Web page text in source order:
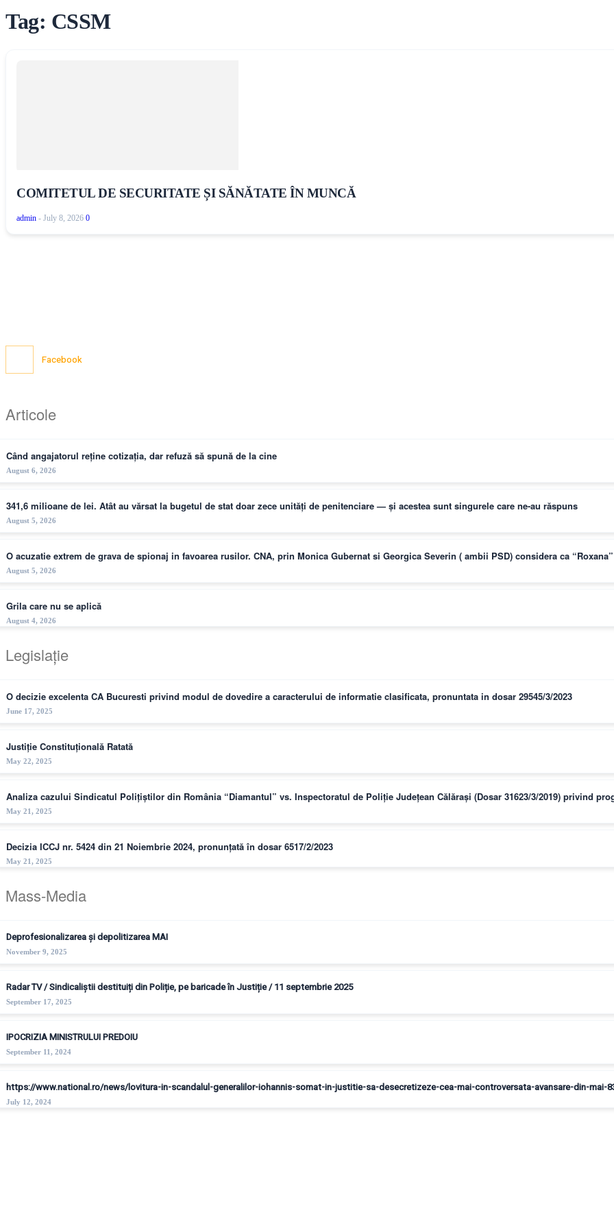
Tag: CSSM
COMITETUL DE SECURITATE ȘI SĂNĂTATE ÎN MUNCĂ
admin - July 8, 2026 0
Facebook
Articole
Când angajatorul reține cotizația, dar refuză să spună de la cine
August 6, 2026
341,6 milioane de lei. Atât au vărsat la bugetul de stat doar zece unități de penitenciare — și acestea sunt singurele care ne-au răspuns
August 5, 2026
O acuzatie extrem de grava de spionaj in favoarea rusilor. CNA, prin Monica Gubernat si Georgica Severin ( ambii PSD) considera ca
August 5, 2026
Grila care nu se aplică
August 4, 2026
Legislație
O decizie excelenta CA Bucuresti privind modul de dovedire a caracterului de informatie clasificata, pronuntata in dosar 29545/3/2023
June 17, 2025
Justiție Constituțională Ratată
May 22, 2025
Analiza cazului Sindicatul Polițiștilor din România “Diamantul” vs. Inspectoratul de Poliție Județean Călărași (Dosar 31623/3/2019) privind
May 21, 2025
Decizia ICCJ nr. 5424 din 21 Noiembrie 2024, pronunțată în dosar 6517/2/2023
May 21, 2025
Mass-Media
Deprofesionalizarea și depolitizarea MAI
November 9, 2025
Radar TV / Sindicaliștii destituiți din Poliție, pe baricade în Justiție / 11 septembrie 2025
September 17, 2025
IPOCRIZIA MINISTRULUI PREDOIU
September 11, 2024
https://www.national.ro/news/lovitura-in-scandalul-generalilor-iohannis-somat-in-justitie-sa-desecretizeze-cea-mai-controversata-avansare-din-mai-
July 12, 2024